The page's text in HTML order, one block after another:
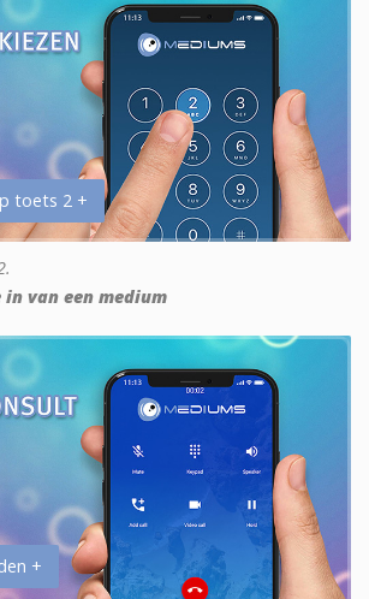
toets 2 +
in van een medium
+